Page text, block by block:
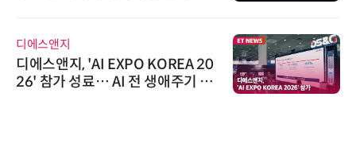
디에스앤지
디에스앤지, 'AI EXPO KOREA 20
26' 참가 성료… AI 전 생애주기 아